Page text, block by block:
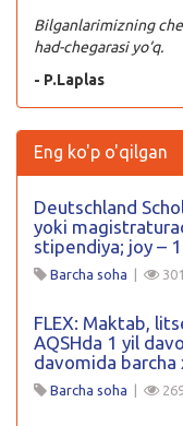
Bilganlarimizning
had-chegarasi yo‘q.
- P.Laplas
Eng ko'p o'qilgan
Deutschland
yoki
stipendiya; joy –
Barcha soha |
FLEX: Maktab,
AQSHda 1 yil
davomida
Barcha soha |